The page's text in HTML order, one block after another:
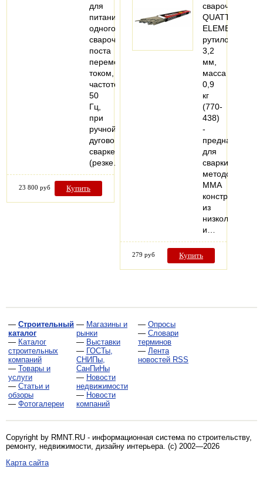
для
питания
одного
сварочного
поста
переменным
током,
частотой
50
Гц,
при
ручной
дуговой
сварке
(резке…
23 800 руб Купить
сварочные
QUATTRO
ELEMENTI
рутиловые,
3,2
мм,
масса
0,9
кг
(770-
438)
-
предназначен
для
сварки
методом
MMA
конструкций
из
и…
279 руб Купить
— Строительный
каталог
— Каталог
строительных
компаний
— Товары и
услуги
— Статьи и
обзоры
— Фотогалереи
— Магазины и
рынки
— Выставки
— ГОСТы,
СНИПы,
СанПиНы
— Новости
недвижимости
— Новости
компаний
— Опросы
— Словари
терминов
— Лента
новостей RSS
Copyright by RMNT.RU - информационная система по строительству,
ремонту, недвижимости, дизайну интерьера . (c) 2002—2026
Карта сайта